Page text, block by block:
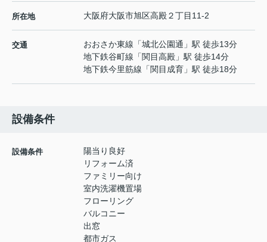
所在地 大阪府大阪市旭区高殿２丁目11-2
交通 おおさか東線 「城北公園通 」駅 徒歩13分
地下鉄谷町線 「関目高殿 」駅 徒歩14分
地下鉄今里筋線 「関目成育 」駅 徒歩18分
設備条件
設備条件
陽当り良好
リフォーム済
ファミリー向け
室内洗濯機置場
フローリング
バルコニー
出窓
都市ガス